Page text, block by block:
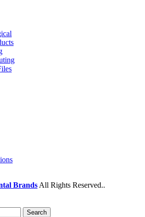
Brands All Rights Reserved..
Search